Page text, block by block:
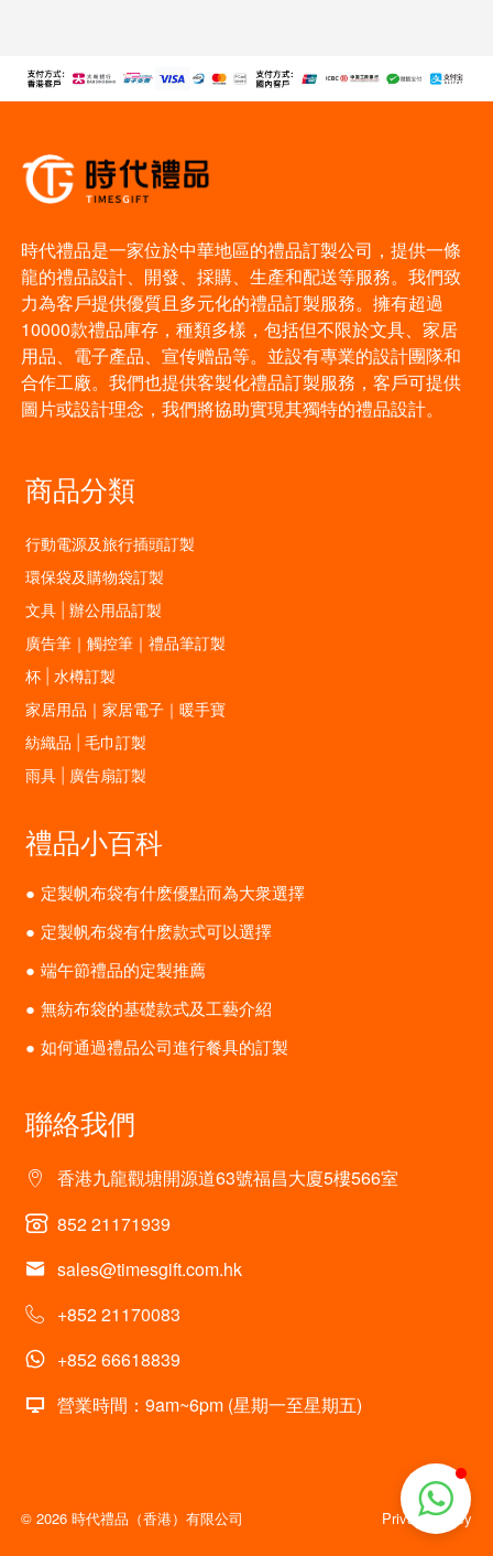
時代禮品是一家位於中華地區的禮品訂製公司，提供一條
龍的禮品設計、開發、採購、生產和配送等服務。我們致
力為客戶提供優質且多元化的禮品訂製服務。擁有超過
10000款禮品庫存，種類多樣，包括但不限於文具、家居
用品、電子產品、宣传赠品等。並設有專業的設計團隊和
合作工廠。我們也提供客製化禮品訂製服務，客戶可提供
圖片或設計理念，我們將協助實現其獨特的禮品設計。
商品分類
行動電源及旅行插頭訂製
環保袋及購物袋訂製
文具 | 辦公用品訂製
廣告筆｜觸控筆｜禮品筆訂製
杯 | 水樽訂製
家居用品｜家居電子｜暖手寶
紡織品 | 毛巾訂製
雨具 | 廣告扇訂製
禮品小百科
定製帆布袋有什麽優點而為大衆選擇
定製帆布袋有什麽款式可以選擇
端午節禮品的定製推薦
無紡布袋的基礎款式及工藝介紹
如何通過禮品公司進行餐具的訂製
聯絡我們
香港九龍觀塘開源道63號福昌大廈5樓566室
852 21171939
sales@timesgift.com.hk
+852 21170083
+852 66618839
營業時間：9am~6pm (星期一至星期五)
© 2026 時代禮品（香港）有限公司 Privacy policy